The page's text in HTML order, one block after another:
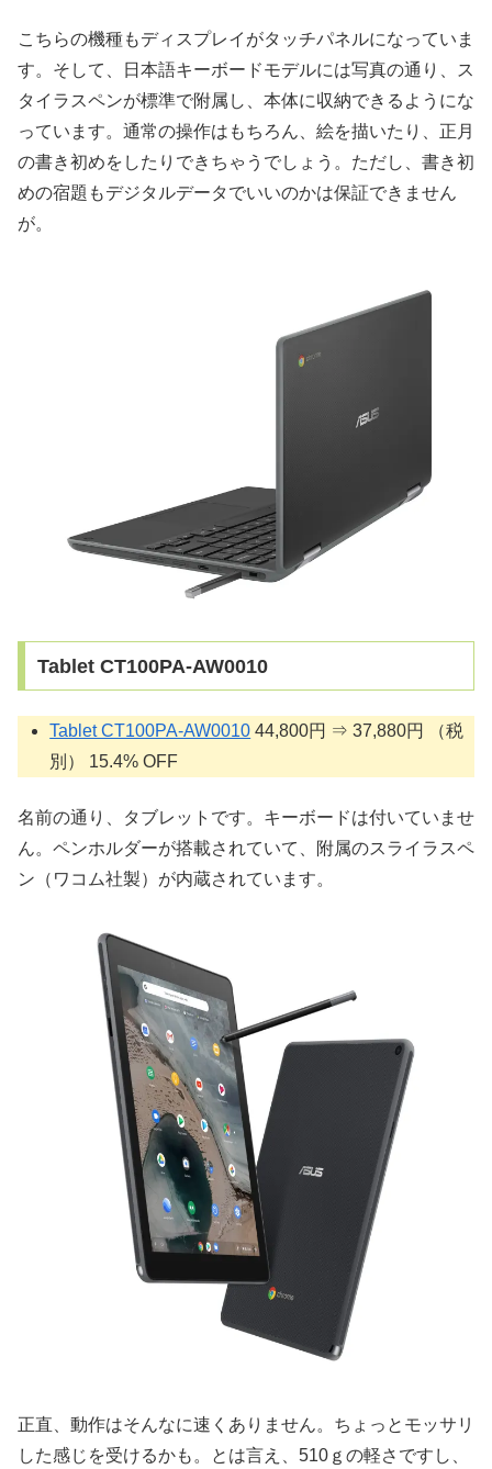
こちらの機種もディスプレイがタッチパネルになっていま
す。そして、日本語キーボードモデルには写真の通り、ス
タイラスペンが標準で附属し、本体に収納できるようにな
っています。通常の操作はもちろん、絵を描いたり、正月
の書き初めをしたりできちゃうでしょう。ただし、書き初
めの宿題もデジタルデータでいいのかは保証できません
が。
Tablet CT100PA-AW0010
Tablet CT100PA-AW0010 44,800円 ⇒ 37,880円 （税
別） 15.4% OFF
名前の通り、タブレットです。キーボードは付いていませ
ん。ペンホルダーが搭載されていて、附属のスライラスペ
ン（ワコム社製）が内蔵されています。
正直、動作はそんなに速くありません。ちょっとモッサリ
した感じを受けるかも。とは言え、510ｇの軽さですし、